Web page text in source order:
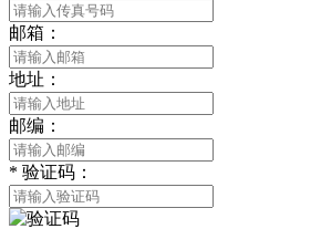
邮箱：
地址：
邮编：
* 验证码：